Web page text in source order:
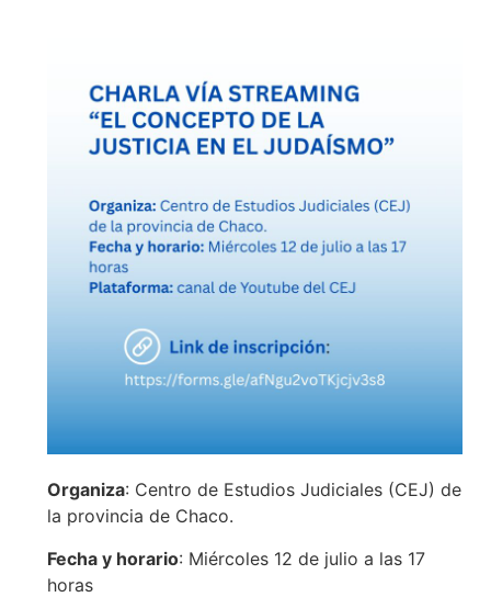
Organiza: Centro de Estudios Judiciales (CEJ) de
la provincia de Chaco.
Fecha y horario: Miércoles 12 de julio a las 17
horas